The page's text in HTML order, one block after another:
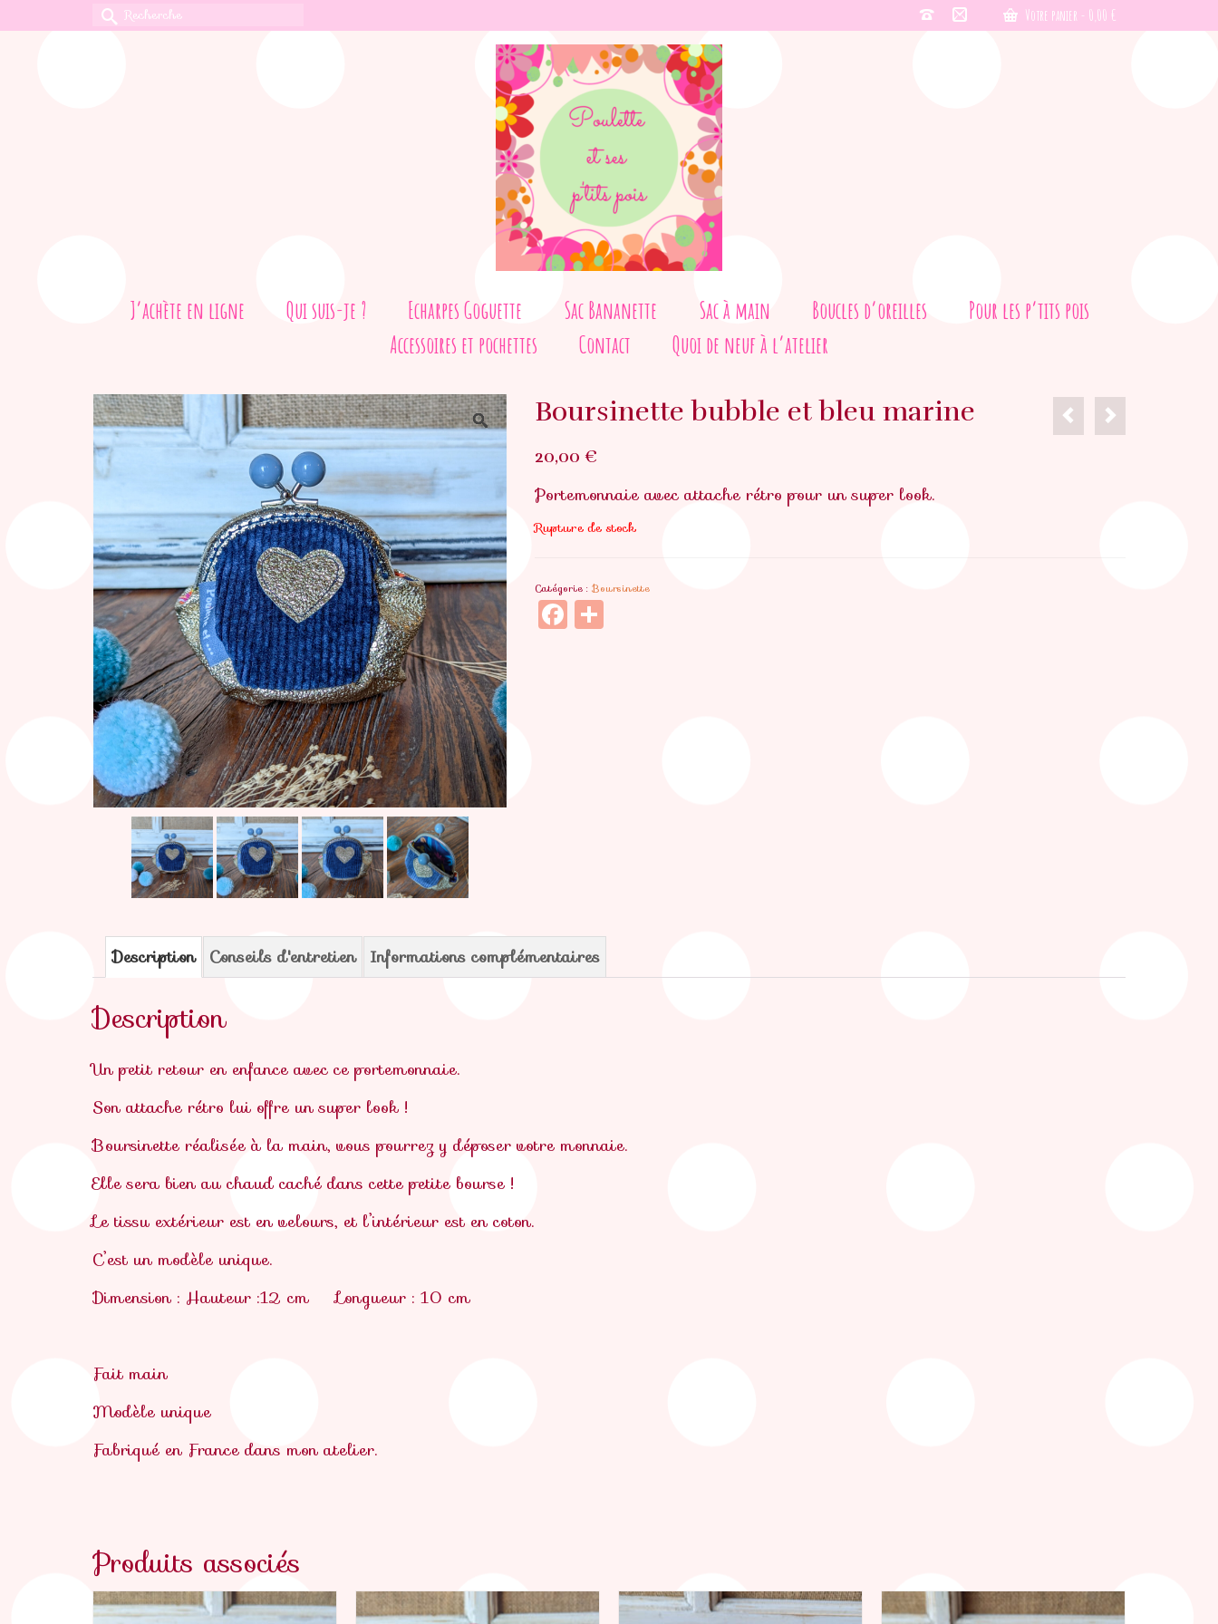
Votre panier - 0,00 €
Rechercher :
J’achète en ligne Qui suis-je ? Echarpes Goguette Sac Bananette Sac à main Boucles d’oreilles
Pour les p’tits pois
Accessoires et pochettes
Contact Quoi de neuf à l’atelier
Boursinette bubble et bleu marine
20,00 €
Portemonnaie avec attache rétro pour un super look.
Rupture de stock
Catégorie : Boursinette
Facebook
Partager
Description Conseils d'entretien Informations complémentaires
Description
Un petit retour en enfance avec ce portemonnaie.
Son attache rétro lui offre un super look !
Boursinette réalisée à la main, vous pourrez y déposer votre monnaie.
Elle sera bien au chaud caché dans cette petite bourse !
Le tissu extérieur est en velours, et l’intérieur est en coton.
C’est un modèle unique.
Dimension : Hauteur :12 cm Longueur : 10 cm
Fait main
Modèle unique
Fabriqué en France dans mon atelier.
Produits associés